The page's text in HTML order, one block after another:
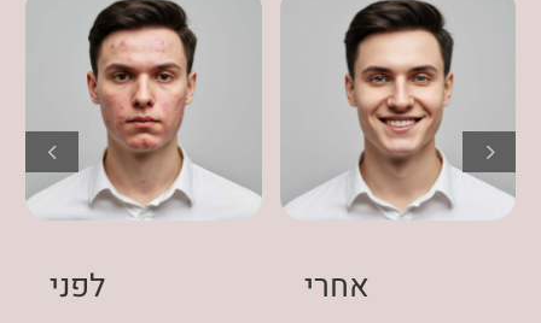
לפני אחרי